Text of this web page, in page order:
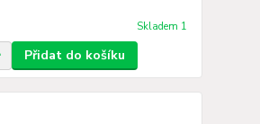
Skladem 1
Přidat do košíku